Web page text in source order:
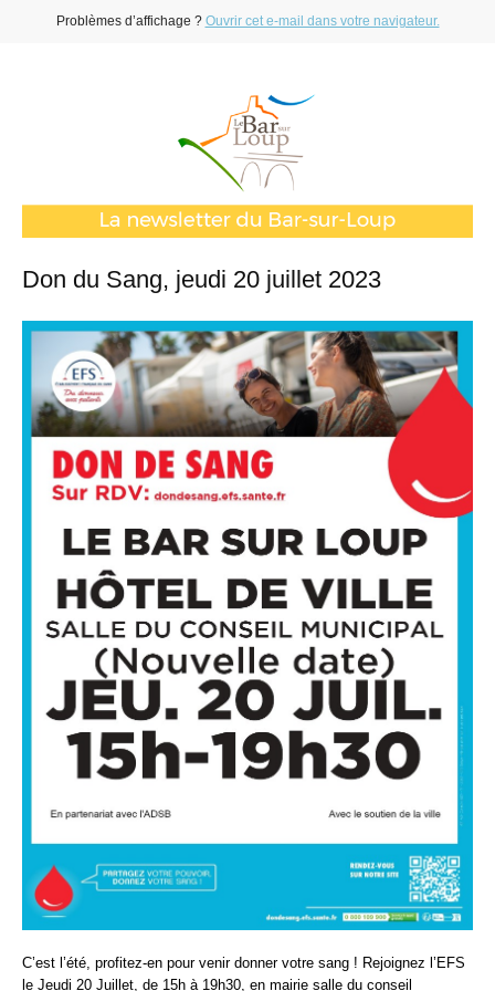
Problèmes d’affichage ? Ouvrir cet e-mail dans votre navigateur.
Don du Sang, jeudi 20 juillet 2023
C’est l’été, profitez-en pour venir donner votre sang ! Rejoignez l’EFS
le Jeudi 20 Juillet, de 15h à 19h30, en mairie salle du conseil